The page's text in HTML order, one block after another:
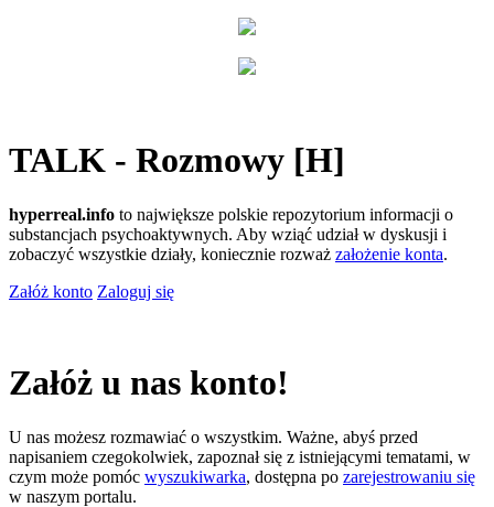
TALK - Rozmowy [H]
hyperreal.info to największe polskie repozytorium informacji o
substancjach psychoaktywnych. Aby wziąć udział w dyskusji i
zobaczyć wszystkie działy, koniecznie rozważ założenie konta.
Załóż konto Zaloguj się
Załóż u nas konto!
U nas możesz rozmawiać o wszystkim. Ważne, abyś przed
napisaniem czegokolwiek, zapoznał się z istniejącymi tematami, w
czym może pomóc wyszukiwarka, dostępna po zarejestrowaniu się
w naszym portalu.